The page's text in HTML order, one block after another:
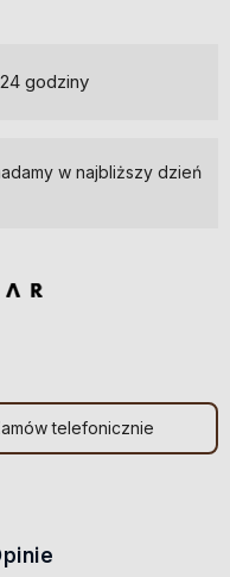
24 godziny
w najbliższy dzień
telefonicznie